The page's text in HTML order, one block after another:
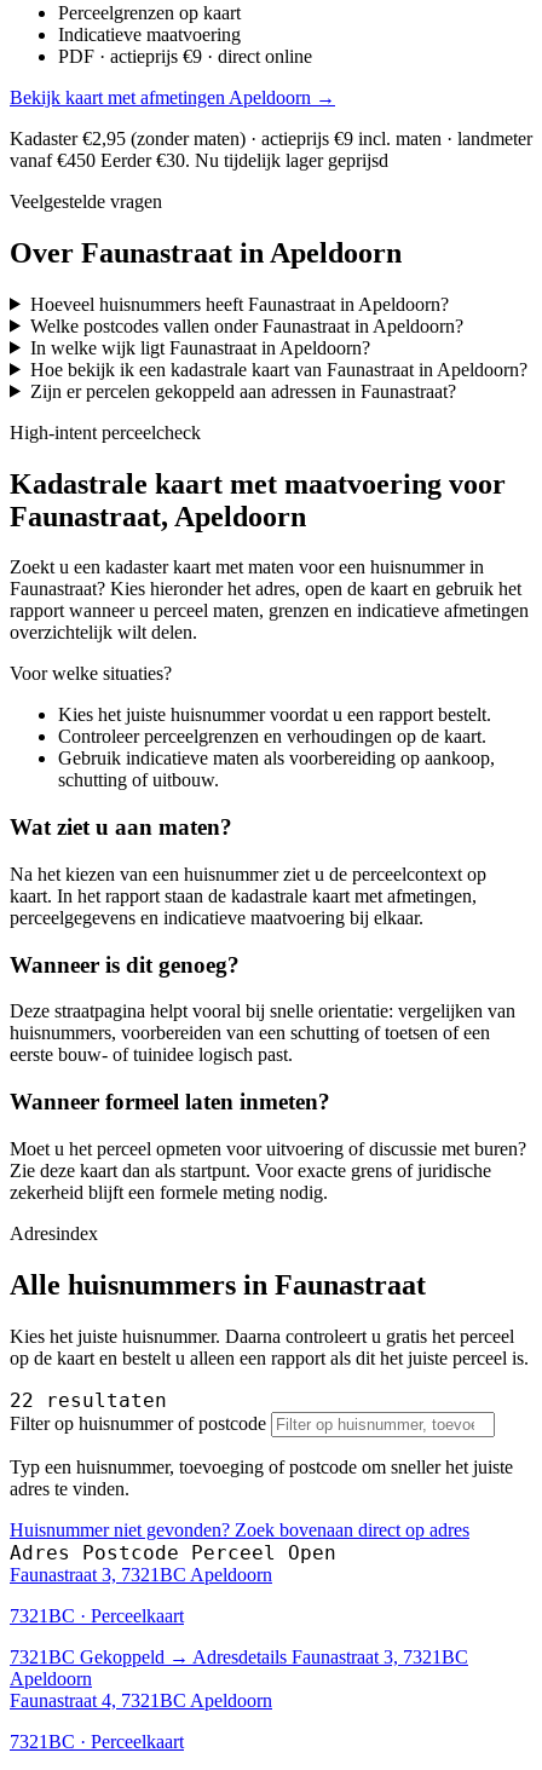
Perceelgrenzen op kaart
Indicatieve maatvoering
PDF · actieprijs €9 · direct online
Bekijk kaart met afmetingen Apeldoorn →
Kadaster €2,95 (zonder maten) · actieprijs €9 incl. maten · landmeter
vanaf €450 Eerder €30. Nu tijdelijk lager geprijsd
Veelgestelde vragen
Over Faunastraat in Apeldoorn
Hoeveel huisnummers heeft Faunastraat in Apeldoorn?
Welke postcodes vallen onder Faunastraat in Apeldoorn?
In welke wijk ligt Faunastraat in Apeldoorn?
Hoe bekijk ik een kadastrale kaart van Faunastraat in Apeldoorn?
Zijn er percelen gekoppeld aan adressen in Faunastraat?
High-intent perceelcheck
Kadastrale kaart met maatvoering voor
Faunastraat, Apeldoorn
Zoekt u een kadaster kaart met maten voor een huisnummer in
Faunastraat? Kies hieronder het adres, open de kaart en gebruik het
rapport wanneer u perceel maten, grenzen en indicatieve afmetingen
overzichtelijk wilt delen.
Voor welke situaties?
Kies het juiste huisnummer voordat u een rapport bestelt.
Controleer perceelgrenzen en verhoudingen op de kaart.
Gebruik indicatieve maten als voorbereiding op aankoop,
schutting of uitbouw.
Wat ziet u aan maten?
Na het kiezen van een huisnummer ziet u de perceelcontext op
kaart. In het rapport staan de kadastrale kaart met afmetingen,
perceelgegevens en indicatieve maatvoering bij elkaar.
Wanneer is dit genoeg?
Deze straatpagina helpt vooral bij snelle orientatie: vergelijken van
huisnummers, voorbereiden van een schutting of toetsen of een
eerste bouw- of tuinidee logisch past.
Wanneer formeel laten inmeten?
Moet u het perceel opmeten voor uitvoering of discussie met buren?
Zie deze kaart dan als startpunt. Voor exacte grens of juridische
zekerheid blijft een formele meting nodig.
Adresindex
Alle huisnummers in Faunastraat
Kies het juiste huisnummer. Daarna controleert u gratis het perceel
op de kaart en bestelt u alleen een rapport als dit het juiste perceel is.
22 resultaten
Filter op huisnummer of postcode
Typ een huisnummer, toevoeging of postcode om sneller het juiste
adres te vinden.
Huisnummer niet gevonden? Zoek bovenaan direct op adres
Adres Postcode Perceel Open
Faunastraat 3, 7321BC Apeldoorn
7321BC · Perceelkaart
7321BC Gekoppeld → Adresdetails Faunastraat 3, 7321BC
Apeldoorn
Faunastraat 4, 7321BC Apeldoorn
7321BC · Perceelkaart